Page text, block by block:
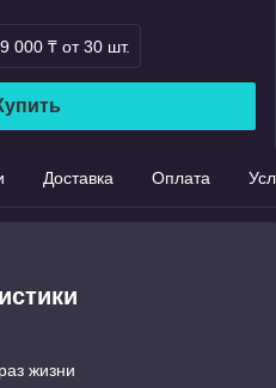
000 ₸ от 30 шт.
Доставка Оплата
жизни